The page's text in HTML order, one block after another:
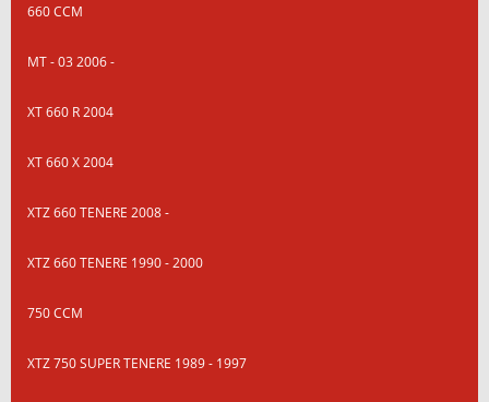
660 CCM
MT - 03 2006 -
XT 660 R 2004
XT 660 X 2004
XTZ 660 TENERE 2008 -
XTZ 660 TENERE 1990 - 2000
750 CCM
XTZ 750 SUPER TENERE 1989 - 1997